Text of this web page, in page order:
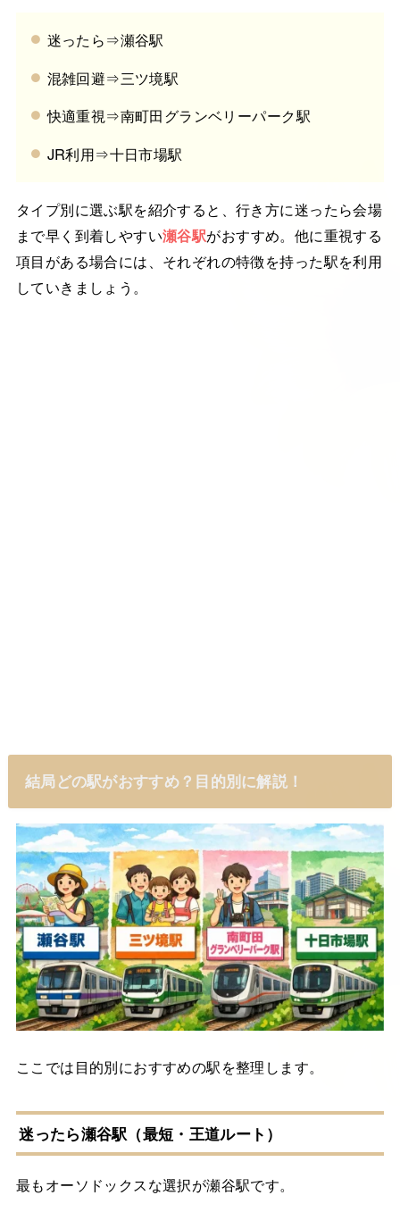
迷ったら⇒瀬谷駅
混雑回避⇒三ツ境駅
快適重視⇒南町田グランベリーパーク駅
JR利用⇒十日市場駅
タイプ別に選ぶ駅を紹介すると、行き方に迷ったら会場
まで早く到着しやすい瀬谷駅がおすすめ。他に重視する
項目がある場合には、それぞれの特徴を持った駅を利用
していきましょう。
結局どの駅がおすすめ？目的別に解説！
ここでは目的別におすすめの駅を整理します。
迷ったら瀬谷駅（最短・王道ルート）
最もオーソドックスな選択が瀬谷駅です。